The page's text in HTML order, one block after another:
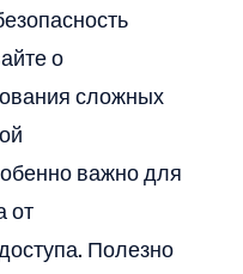
о
сложных
важно для
от
Полезно